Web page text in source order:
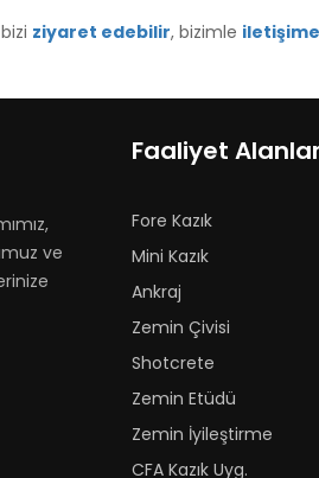
ziyaret edebilir, bizimle iletişime
ve
Faaliyet
Fore Kazık
Mini Kazık
Ankraj
Zemin Çivisi
Shotcrete
Zemin Etüdü
Zemin İyileştirme
CFA Kazık Uyg.